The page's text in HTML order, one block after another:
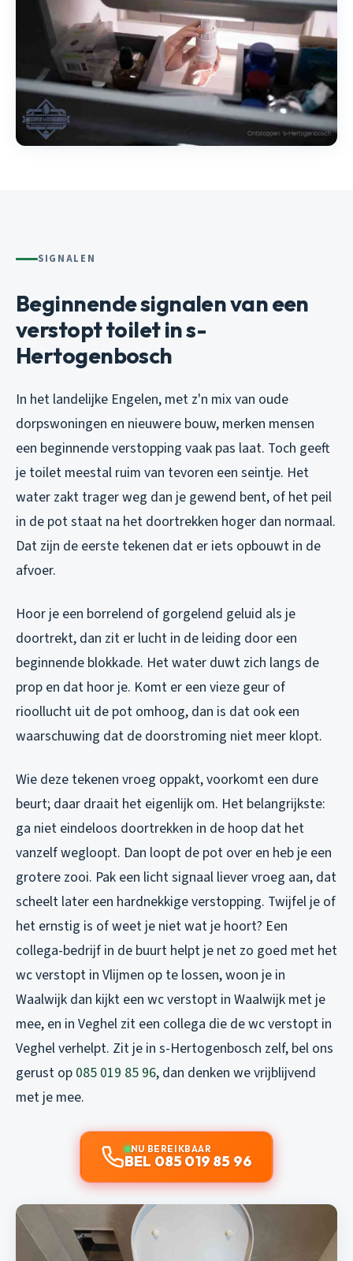
SIGNALEN
Beginnende signalen van een
verstopt toilet in s-
Hertogenbosch
In het landelijke Engelen, met z'n mix van oude
dorpswoningen en nieuwere bouw, merken mensen
een beginnende verstopping vaak pas laat. Toch geeft
je toilet meestal ruim van tevoren een seintje. Het
water zakt trager weg dan je gewend bent, of het peil
in de pot staat na het doortrekken hoger dan normaal.
Dat zijn de eerste tekenen dat er iets opbouwt in de
afvoer.
Hoor je een borrelend of gorgelend geluid als je
doortrekt, dan zit er lucht in de leiding door een
beginnende blokkade. Het water duwt zich langs de
prop en dat hoor je. Komt er een vieze geur of
rioollucht uit de pot omhoog, dan is dat ook een
waarschuwing dat de doorstroming niet meer klopt.
Wie deze tekenen vroeg oppakt, voorkomt een dure
beurt; daar draait het eigenlijk om. Het belangrijkste:
ga niet eindeloos doortrekken in de hoop dat het
vanzelf wegloopt. Dan loopt de pot over en heb je een
grotere zooi. Pak een licht signaal liever vroeg aan, dat
scheelt later een hardnekkige verstopping. Twijfel je of
het ernstig is of weet je niet wat je hoort? Een
collega-bedrijf in de buurt helpt je net zo goed met het
wc verstopt in Vlijmen op te lossen, woon je in
Waalwijk dan kijkt een wc verstopt in Waalwijk met je
mee, en in Veghel zit een collega die dewc verstopt in
Veghelverhelpt. Zit je in s-Hertogenbosch zelf, bel ons
gerust op 085 019 85 96, dan denken we vrijblijvend
met je mee.
NU BEREIKBAAR
BEL 085 019 85 96